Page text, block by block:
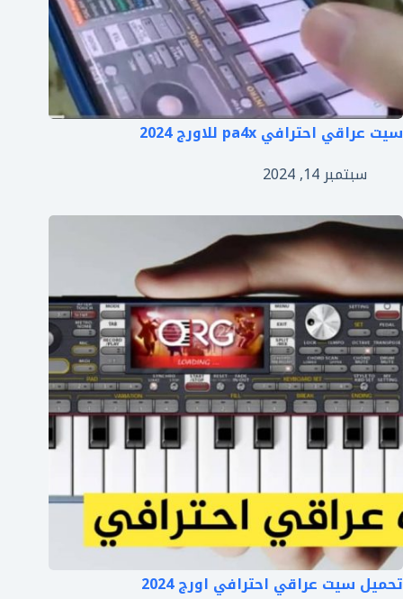
سيت عراقي احترافي pa4x للاورج 2024
سبتمبر 14, 2024
تحميل سيت عراقي احترافي اورج 2024